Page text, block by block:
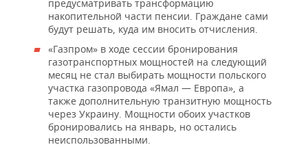
предусматривать трансформацию
накопительной части пенсии. Граждане сами
будут решать, куда им вносить отчисления.
«Газпром» в ходе сессии бронирования
газотранспортных мощностей на следующий
месяц не стал выбирать мощности польского
участка газопровода «Ямал — Европа», а
также дополнительную транзитную мощность
через Украину. Мощности обоих участков
бронировались на январь, но остались
неиспользованными.